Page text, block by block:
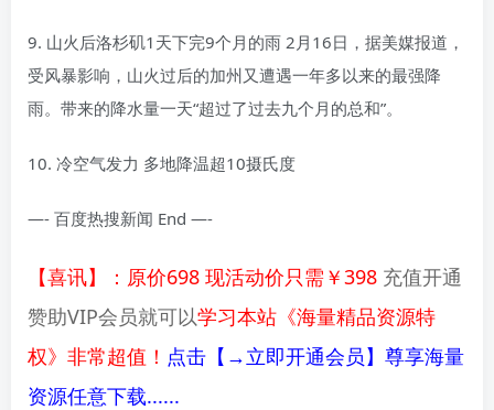
9. 山火后洛杉矶1天下完9个月的雨 2月16日，据美媒报道，
受风暴影响，山火过后的加州又遭遇一年多以来的最强降
雨。带来的降水量一天“超过了过去九个月的总和”。
10. 冷空气发力 多地降温超10摄氏度
—- 百度热搜新闻 End —-
【喜讯】：原价698 现活动价只需￥398 充值开通
赞助VIP会员就可以学习本站《海量精品资源特
权》非常超值！ 点击【→立即开通会员】尊享海量
资源任意下载......